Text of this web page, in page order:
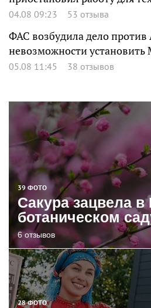
04.08 09:23 53 отзыва
ФАС возбудила дело против
невозможности установить
05.08 11:45 38 отзывов
39 ФОТО
Сакура зацвела в
ботаническом
6 отзывов
28 ФОТО